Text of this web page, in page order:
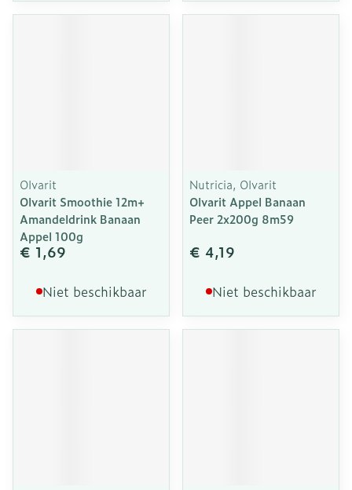
Olvarit
Olvarit Smoothie 12m+
Amandeldrink Banaan
Appel 100g
€ 1,69
Niet beschikbaar
Nutricia, Olvarit
Olvarit Appel Banaan
Peer 2x200g 8m59
€ 4,19
Niet beschikbaar